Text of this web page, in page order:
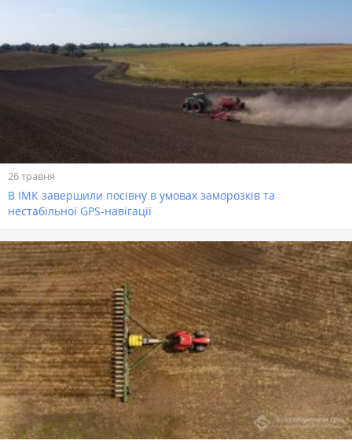
26 травня
В ІМК завершили посівну в умовах заморозків та
нестабільної GPS-навігації